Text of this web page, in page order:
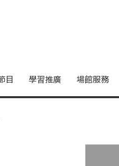
術文化中心
。
目 學習推廣 場館服務
要內容區。